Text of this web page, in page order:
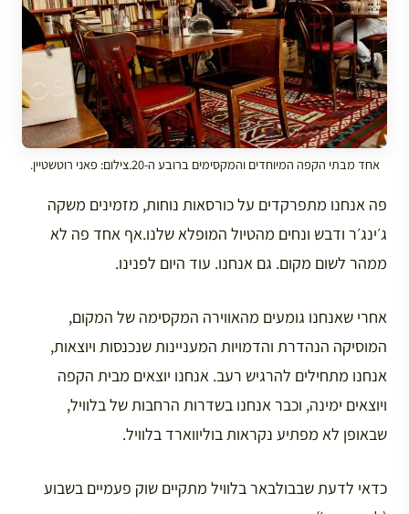
אחד מבתי הקפה המיוחדים והמקסימים ברובע ה-20.צילום: פאני רוטשטיין.
פה אנחנו מתפרקדים על כורסאות נוחות, מזמינים משקה
ג׳ינג׳ר ודבש ונחים מהטיול המופלא שלנו.אף אחד פה לא
ממהר לשום מקום. גם אנחנו. עוד היום לפנינו.
אחרי שאנחנו גומעים מהאווירה המקסימה של המקום,
המוסיקה הנהדרת והדמויות המעניינות שנכנסות ויוצאות,
אנחנו מתחילים להרגיש רעב. אנחנו יוצאים מבית הקפה
ויוצאים ימינה, וכבר אנחנו בשדרות הרחבות של בלוויל,
שבאופן לא מפתיע נקראות בוליווארד בלוויל.
כדאי לדעת שבבולבאר בלוויל מתקיים שוק פעמיים בשבוע